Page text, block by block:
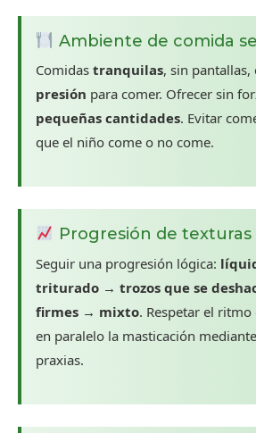
Ambiente de comida
Comidas tranquilas, sin pantallas,
presión para comer. Ofrecer sin
pequeñas cantidades. Evitar
que el niño come o no come.
Progresión de texturas
Seguir una progresión lógica:
triturado → trozos que se
firmes → mixto. Respetar el
en paralelo la masticación
praxias.